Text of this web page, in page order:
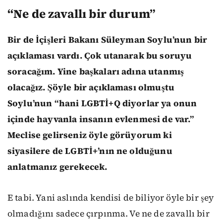
“Ne de zavallı bir durum”
Bir de İçişleri Bakanı Süleyman Soylu’nun bir
açıklaması vardı. Çok utanarak bu soruyu
soracağım. Yine başkaları adına utanmış
olacağız. Şöyle bir açıklaması olmuştu
Soylu’nun “hani LGBTİ+Q diyorlar ya onun
içinde hayvanla insanın evlenmesi de var.”
Meclise gelirseniz öyle görüyorum ki
siyasilere de LGBTİ+’nın ne olduğunu
anlatmanız gerekecek.
E tabi. Yani aslında kendisi de biliyor öyle bir şey
olmadığını sadece çırpınma. Ve ne de zavallı bir